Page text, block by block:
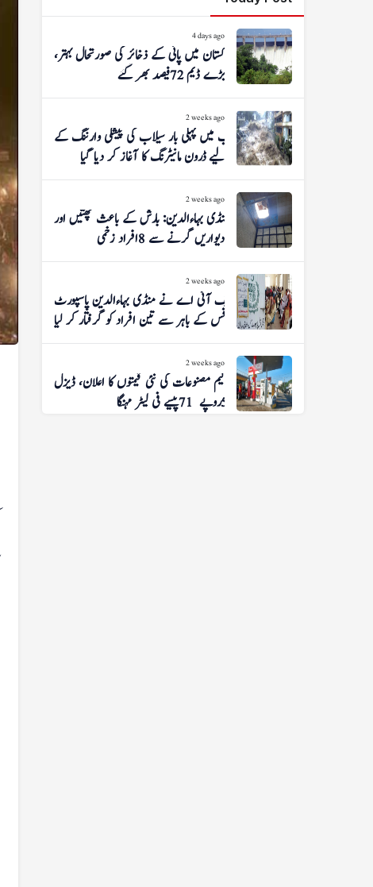
4 days ago
پاکستان میں پانی کے ذخائر کی صورتحال بہتر،
بڑے ڈیم 72 فیصد بھر گئے
2 weeks ago
پنجاب میں پہلی بار سیلاب کی پیشگی وارننگ کے
لیے ڈرون مانیٹرنگ کا آغاز کر دیا گیا
2 weeks ago
منڈی بہاءالدین: بارش کے باعث چھتیں اور
دیواریں گرنے سے 8 افراد زخمی
2 weeks ago
ایف آئی اے نے منڈی بہاءالدین پاسپورٹ
آفس کے باہر سے تین افراد کو گرفتار کر لیا
2 weeks ago
پیٹرولیم مصنوعات کی نئی قیمتوں کا اعلان، ڈیزل
5 روپے 71 پیسے فی لیٹر مہنگا